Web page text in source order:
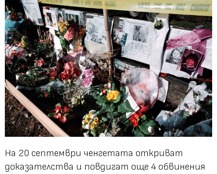
На 20 септември ченгетата откриват
доказателства и повдигат още 4 обвинения